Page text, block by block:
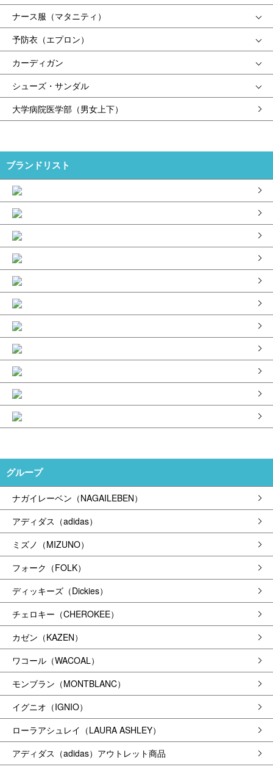
ナース服（マタニティ）
予防衣（エプロン）
カーディガン
シューズ・サンダル
大学病院医学部（男女上下）
ブランドリスト
グループ
ナガイレーベン（NAGAILEBEN）
アディダス（adidas）
ミズノ（MIZUNO）
フォーク（FOLK）
ディッキーズ（Dickies）
チェロキー（CHEROKEE）
カゼン（KAZEN）
ワコール（WACOAL）
モンブラン（MONTBLANC）
イグニオ（IGNIO）
ローラアシュレイ（LAURA ASHLEY）
アディダス（adidas）アウトレット商品